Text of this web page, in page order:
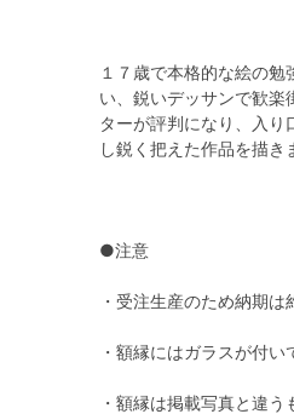
１７歳で本格的な絵の
い、鋭いデッサンで歓楽
ターが評判になり、入
し鋭く把えた作品を描き
●注意
・受注生産のため納期は
・額縁にはガラスが付い
・額縁は掲載写真と違う